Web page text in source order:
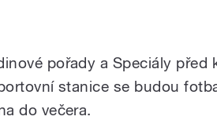
pořady a Speciály před
stanice se budou
do večera.